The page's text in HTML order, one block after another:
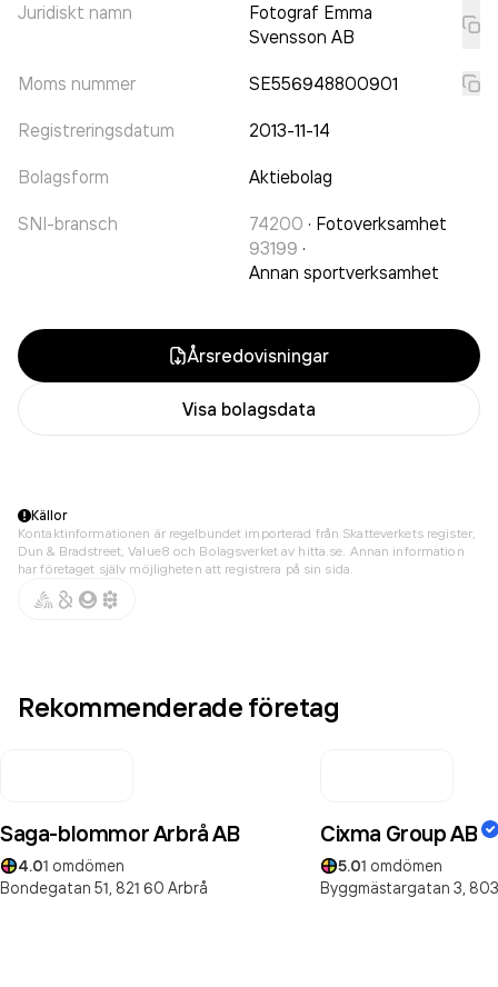
Juridiskt namn
Fotograf Emma
Svensson AB
Moms nummer SE556948800901
Registreringsdatum 2013-11-14
Bolagsform Aktiebolag
SNI-bransch 74200 · Fotoverksamhet
93199 ·
Annan sportverksamhet
Årsredovisningar
Visa bolagsdata
Källor
Kontaktinformationen är regelbundet importerad från Skatteverkets register,
Dun & Bradstreet, Value8 och Bolagsverket av hitta.se. Annan information
har företaget själv möjligheten att registrera på sin sida.
Rekommenderade företag
Saga-blommor Arbrå AB
4.01 omdömen
Bondegatan 51, 821 60 Arbrå
Cixma Group AB
5.01 omdömen
Byggmästargatan 3,